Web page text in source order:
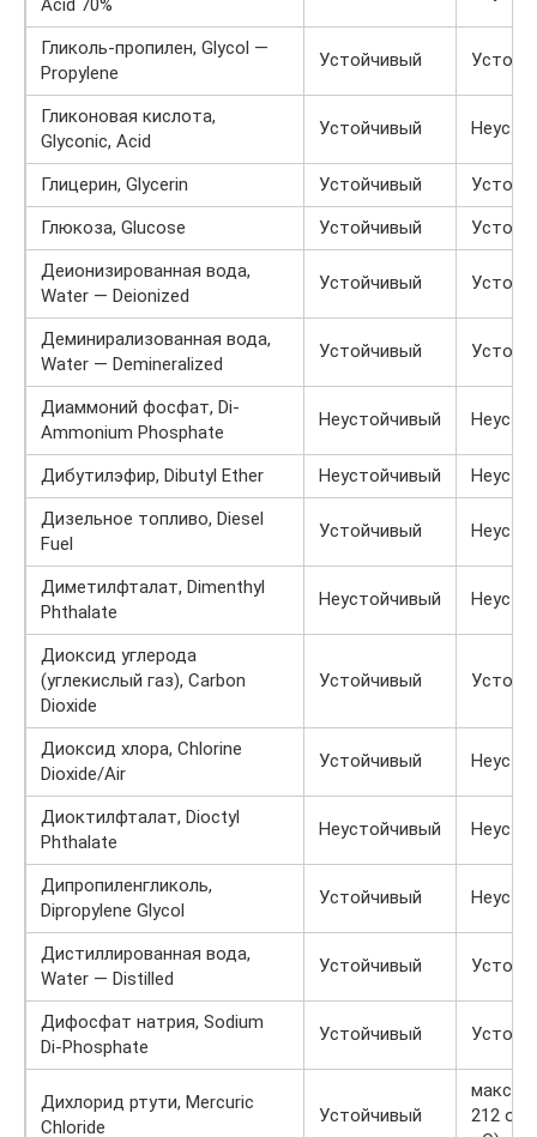
Acid 70%
Гликоль-пропилен, Glycol —
Propylene
Устойчивый
Гликоновая кислота,
Glyconic, Acid
Устойчивый
Глицерин, Glycerin Устойчивый
Глюкоза, Glucose
Устойчивый
Деионизированная вода,
Water — Deionized
Устойчивый
Деминирализованная вода,
Water — Demineralized
Устойчивый
Диаммоний фосфат, Di-
Ammonium Phosphate
Неустойчивый
Дибутилэфир, Dibutyl Ether Неустойчивый
Дизельное топливо, Diesel
Fuel
Устойчивый
Диметилфталат, Dimenthyl
Phthalate
Неустойчивый
Диоксид углерода
(углекислый газ), Carbon
Dioxide
Устойчивый
Диоксид хлора, Chlorine
Dioxide/Air
Устойчивый
Диоктилфталат, Dioctyl
Phthalate
Неустойчивый
Дипропиленгликоль,
Dipropylene Glycol
Устойчивый
Дистиллированная вода,
Water — Distilled
Устойчивый
Дифосфат натрия, Sodium
Di-Phosphate
Устойчивый
Дихлорид ртути, Mercuric
Chloride
Устойчивый
макс.
212 oF